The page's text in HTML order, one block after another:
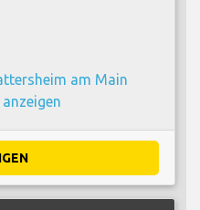
am Main